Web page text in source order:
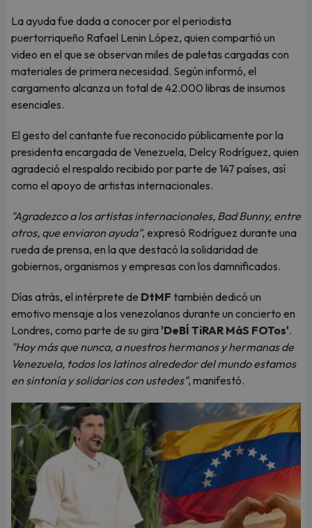
La ayuda fue dada a conocer por el periodista
puertorriqueño Rafael Lenin López, quien compartió un
video en el que se observan miles de paletas cargadas con
materiales de primera necesidad. Según informó, el
cargamento alcanza un total de 42.000 libras de insumos
esenciales.
El gesto del cantante fue reconocido públicamente por la
presidenta encargada de Venezuela, Delcy Rodríguez, quien
agradeció el respaldo recibido por parte de 147 países, así
como el apoyo de artistas internacionales.
"Agradezco a los artistas internacionales, Bad Bunny, entre
otros, que enviaron ayuda", expresó Rodríguez durante una
rueda de prensa, en la que destacó la solidaridad de
gobiernos, organismos y empresas con los damnificados.
Días atrás, el intérprete de DtMF también dedicó un
emotivo mensaje a los venezolanos durante un concierto en
Londres, como parte de su gira 'DeBÍ TiRAR MáS FOTos'.
"Hoy más que nunca, a nuestros hermanos y hermanas de
Venezuela, todos los latinos alrededor del mundo estamos
en sintonía y solidarios con ustedes", manifestó.